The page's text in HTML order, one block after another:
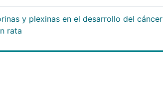
y plexinas en el desarrollo del cáncer
rata